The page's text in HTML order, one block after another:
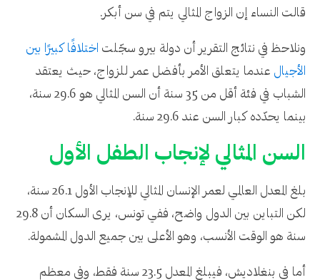
قالت النساء إن الزواج المثالي يتم في سن أبكر.
ونلاحظ في نتائج التقرير أن دولة بيرو سجّلت اختلافًا كبيرًا بين
الأجيال عندما يتعلق الأمر بأفضل عمر للزواج، حيث يعتقد
الشباب في فئة أقل من 35 سنة أن السن المثالي هو 29.6 سنة،
بينما يحدّده كبار السن عند 29.6 سنة.
السن المثالي لإنجاب الطفل الأول
بلغ المعدل العالمي لعمر الإنسان المثالي للإنجاب الأول 26.1 سنة،
لكن التباين بين الدول واضح، ففي تونس، يرى السكان أن 29.8
سنة هو الوقت الأنسب، وهو الأعلى بين جميع الدول المشمولة.
أما في بنغلاديش، فيبلغ المعدل 23.5 سنة فقط، وفي معظم